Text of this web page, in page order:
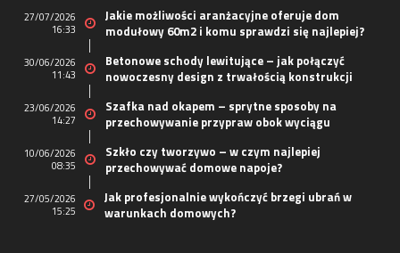
27/07/2026
16:33
Jakie możliwości aranżacyjne oferuje dom
modułowy 60m2 i komu sprawdzi się najlepiej?
30/06/2026
11:43
Betonowe schody lewitujące – jak połączyć
nowoczesny design z trwałością konstrukcji
23/06/2026
14:27
Szafka nad okapem – sprytne sposoby na
przechowywanie przypraw obok wyciągu
10/06/2026
08:35
Szkło czy tworzywo – w czym najlepiej
przechowywać domowe napoje?
27/05/2026
15:25
Jak profesjonalnie wykończyć brzegi ubrań w
warunkach domowych?